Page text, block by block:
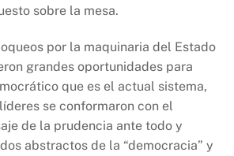
sobre la mesa.
por la maquinaria del Estado
grandes oportunidades para
que es el actual sistema,
se conformaron con el
de la prudencia ante todo y
abstractos de la “democracia” y